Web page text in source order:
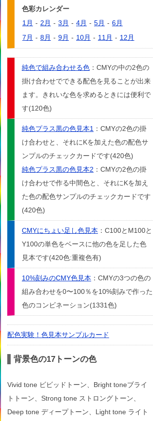
色彩カレンダー
1月 - 2月 - 3月 - 4月 - 5月 - 6月
7月 - 8月 - 9月 - 10月 - 11月 - 12月
純色で組み合わせる色 ：CMYの中の2色の
掛け合わせでできる配色を見ることが出来
ます。きれいな色を求めるときには便利で
す(120色)
純色プラス黒の色見本1 ：CMYの2色の掛
け合わせと、それにKを加えた色の配色サ
ンプルのチェックカードです(420色)
純色プラス黒の色見本2 ：CMYの2色の掛
け合わせで作る中間色と、それにKを加え
た色の配色サンプルのチェックカードです
(420色)
CMYにちょい足し色見本 ：C100とM100と
Y100の単色をベースに他の色を足した色
見本です(420色:重複色有)
10%刻みのCMY色見本 ：CMYの3つの色の
組み合わせを0〜100％を10%刻みで作った
色のコンビネーション(1331色)
配色実験！色見本サンプルカード
背景色の17トーンの色
Vivid tone ビビッドトーン、Bright toneブライ
トトーン、Strong tone ストロングトーン、
Deep tone ディープトーン、Light tone ライト